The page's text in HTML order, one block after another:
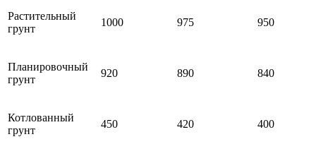
Растительный
грунт
1000 975 950
Планировочный
грунт
920 890 840
Котлованный
грунт
450 420 400